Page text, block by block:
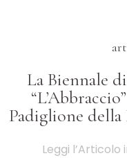
La Biennale
Padiglione
Leggi